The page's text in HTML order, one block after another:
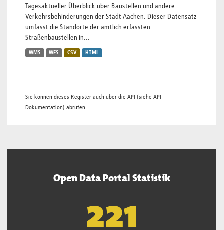
Tagesaktueller Überblick über Baustellen und andere
Verkehrsbehinderungen der Stadt Aachen. Dieser Datensatz
umfasst die Standorte der amtlich erfassten
Straßenbaustellen in...
WMS WFS CSV HTML
Sie können dieses Register auch über die API (siehe API-
Dokumentation) abrufen.
Open Data Portal Statistik
222